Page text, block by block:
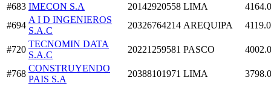
#683 IMECON S.A 20142920558 LIMA
#694
A I D INGENIEROS
S.A.C
20326764214 AREQUIPA
#720
TECNOMIN DATA
S.A.C
20221259581 PASCO
#768
CONSTRUYENDO
PAIS S.A
20388101971 LIMA